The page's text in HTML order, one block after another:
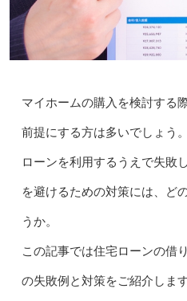
マイホームの購入を検討する
前提にする方は多いでしょう。
ローンを利用するうえで失敗
を避けるための対策には、ど
うか。
この記事では住宅ローンの借
の失敗例と対策をご紹介します